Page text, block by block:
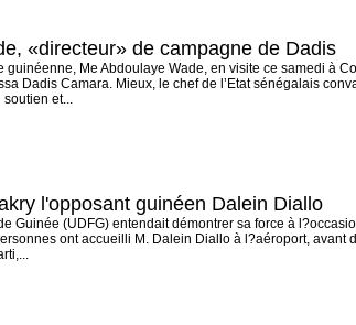
«directeur» de campagne de Dadis
Me Abdoulaye Wade, en visite ce samedi à
Dadis Camara. Mieux, le chef de l’Etat sénégalais
et...
l'opposant guinéen Dalein Diallo
Guinée (UDFG) entendait démontrer sa force à
ont accueilli M. Dalein Diallo à l?aéroport, avant